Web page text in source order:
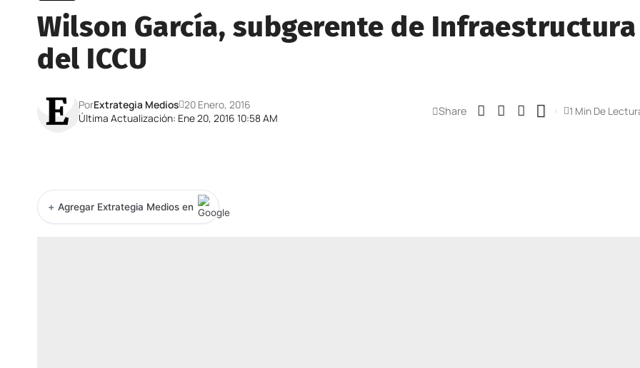
Wilson García, subgerente de Infraestructura
del ICCU
Última Actualización: Ene 20, 2016 10:58 AM
PorExtrategia Medios 20 Enero, 2016 Share 1 Min De
+ Agregar Extrategia Medios en